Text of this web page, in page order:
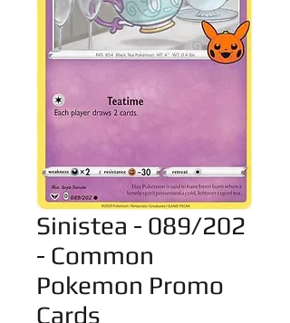
Sinistea - 089/202
- Common
Pokemon Promo
Cards